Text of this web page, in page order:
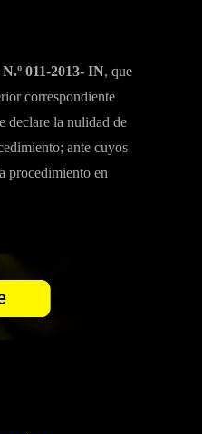
011-2013- IN, que
correspondiente
declare la nulidad de
ante cuyos
procedimiento en